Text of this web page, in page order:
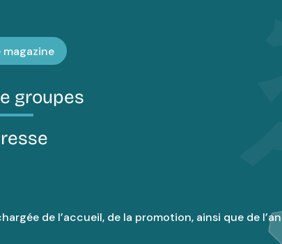
groupes
de l’accueil, de la promotion, ainsi que de